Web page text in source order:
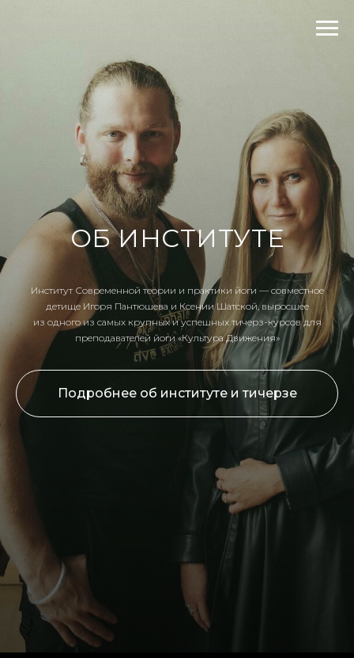
ОБ ИНСТИТУТЕ
Институт Современной теории и практики йоги — совместное
детище Игоря Пантюшева и Ксении Шатской, выросшее
из одного из самых крупных и успешных тичерз-курсов для
преподавателей йоги «Культура Движения»
Подробнее об институте и тичерзе